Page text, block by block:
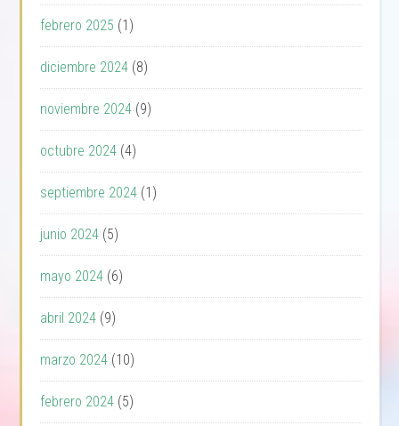
febrero 2025 (1)
diciembre 2024 (8)
noviembre 2024 (9)
octubre 2024 (4)
septiembre 2024 (1)
junio 2024 (5)
mayo 2024 (6)
abril 2024 (9)
marzo 2024 (10)
febrero 2024 (5)